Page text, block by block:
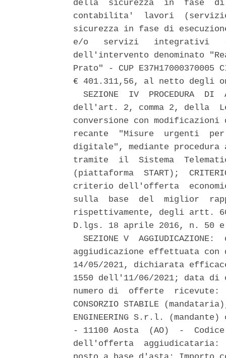
della  sicurezza  in  fase
contabilita'  lavori
sicurezza in fase di
e/o   servizi   integrativi
dell'intervento denominato
Prato" - CUP E37H17000370005
€ 401.311,56, al netto
SEZIONE  IV  PROCEDURA  DI
dell'art. 2, comma 2, della
conversione con
recante  "Misure  urgenti
digitale", mediante
tramite  il  Sistema
(piattaforma  START);
criterio dell'offerta
sulla  base  del  miglior
rispettivamente, degli artt.
D.lgs. 18 aprile 2016, n. 50
SEZIONE V  AGGIUDICAZIONE:
aggiudicazione effettuata
14/05/2021, dichiarata
1550 dell'11/06/2021; data di
numero di  offerte  ricevute:
CONSORZIO STABILE
ENGINEERING S.r.l.
- 11100 Aosta  (AO)  -
dell'offerta  aggiudicataria: